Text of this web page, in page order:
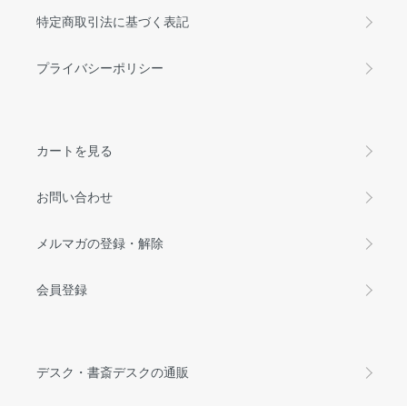
特定商取引法に基づく表記
プライバシーポリシー
カートを見る
お問い合わせ
メルマガの登録・解除
会員登録
デスク・書斎デスクの通販